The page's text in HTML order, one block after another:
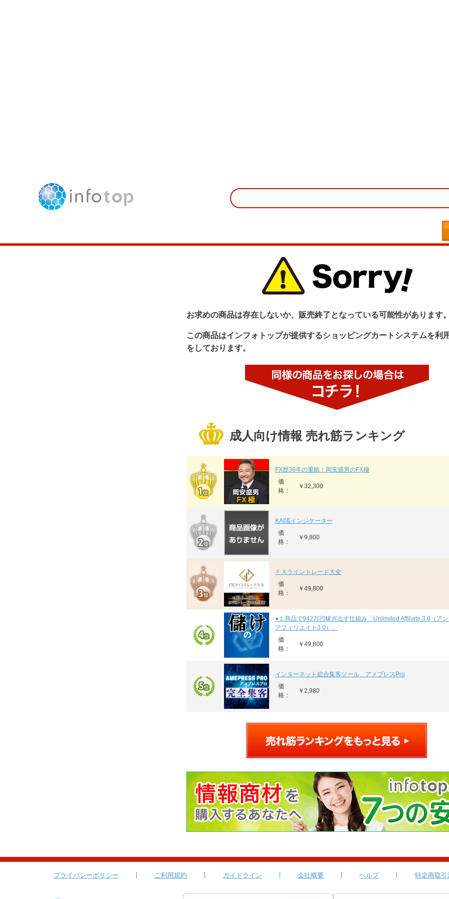
お求めの商品は存在しないか、販売終了となっている可能性があります。
この商品はインフォトップが提供するショッピングカートシステムを利
をしております。
成人向け情報 売れ筋ランキング
FX歴38年の重鎮！岡安盛男のFX極
価
格：
￥32,300
KAI流インジケーター
価
格：
￥9,800
ＦＸライントレード大全
価
格：
￥49,800
●１商品で942万円稼ぎ出す仕組み「Unlimited Affiliate 3.0（ア
アフィリエイト3.0）」
価
格：
￥49,800
インターネット総合集客ツール アメプレスPro
価
格：
￥2,980
プライバシーポリシー ご利用規約 ガイドライン 会社概要 ヘルプ 特定商取